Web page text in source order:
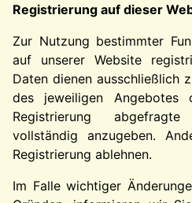
Registrierung auf dieser
Zur Nutzung bestimmter
auf unserer Website
Daten dienen ausschließlich
des jeweiligen Angebotes
Registrierung
vollständig anzugeben.
Registrierung ablehnen.
Im Falle wichtiger